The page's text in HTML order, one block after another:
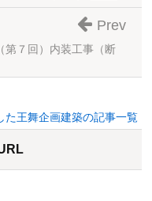
第７回）内装工事（断
Prev
た王舞企画建築の記事一覧